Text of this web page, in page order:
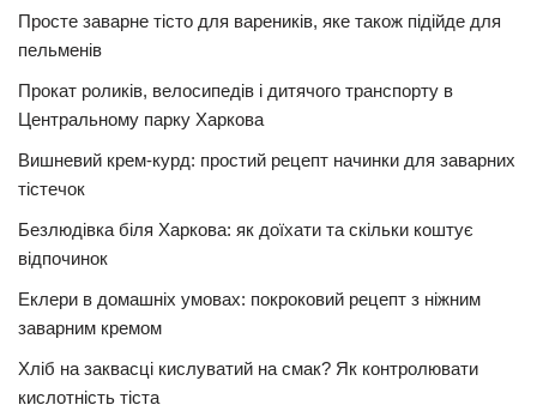
Просте заварне тісто для вареників, яке також підійде для
пельменів
Прокат роликів, велосипедів і дитячого транспорту в
Центральному парку Харкова
Вишневий крем-курд: простий рецепт начинки для заварних
тістечок
Безлюдівка біля Харкова: як доїхати та скільки коштує
відпочинок
Еклери в домашніх умовах: покроковий рецепт з ніжним
заварним кремом
Хліб на заквасці кислуватий на смак? Як контролювати
кислотність тіста